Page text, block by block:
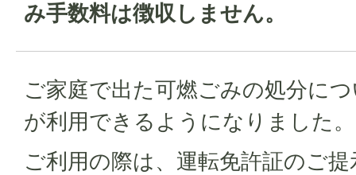
み手数料は徴収しません。
ご家庭で出た可燃ごみの処分に
が利用できるようになりました。
ご利用の際は、運転免許証のご